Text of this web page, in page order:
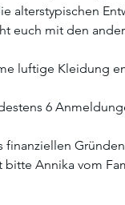
alterstypischen
euch mit den
luftige Kleidung
6
finanziellen
bitte Annika vom